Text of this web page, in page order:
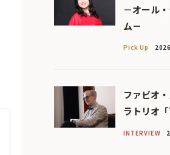
－オール
ム－
Pick Up
ファビオ
ラトリオ
INTERVIEW